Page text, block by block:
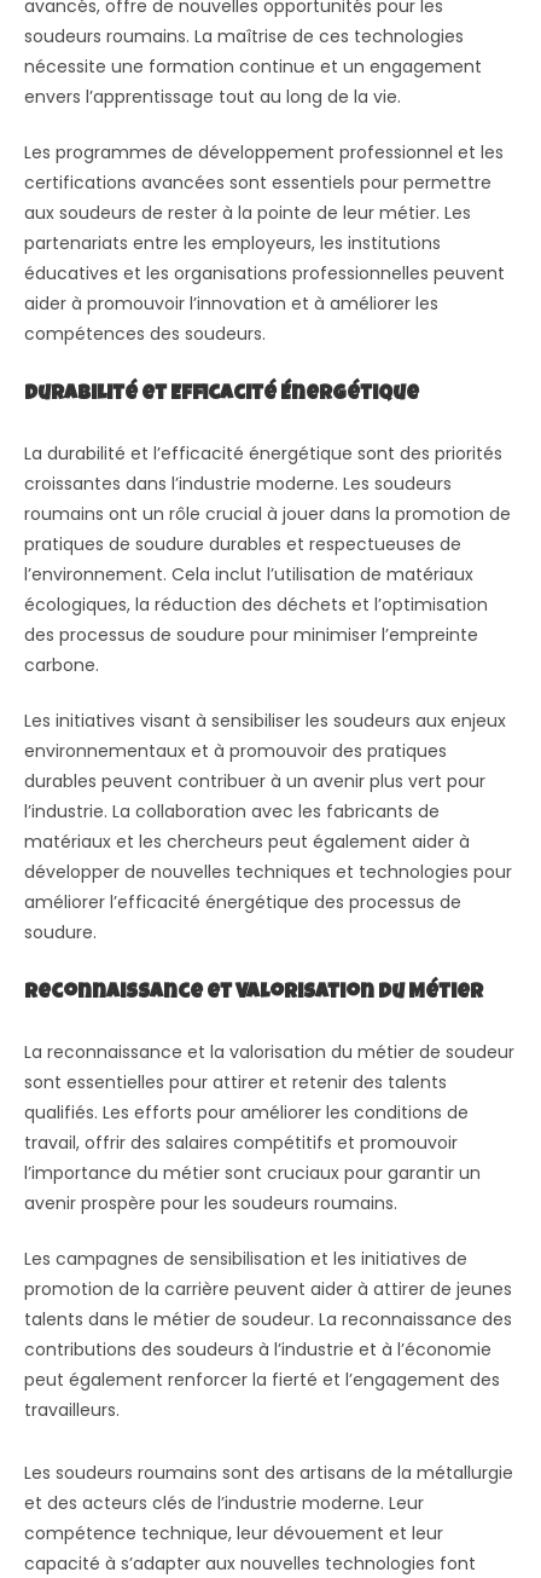
avancés, offre de nouvelles opportunités pour les
soudeurs roumains. La maîtrise de ces technologies
nécessite une formation continue et un engagement
envers l’apprentissage tout au long de la vie.
Les programmes de développement professionnel et les
certifications avancées sont essentiels pour permettre
aux soudeurs de rester à la pointe de leur métier. Les
partenariats entre les employeurs, les institutions
éducatives et les organisations professionnelles peuvent
aider à promouvoir l’innovation et à améliorer les
compétences des soudeurs.
Durabilité et Efficacité Énergétique
La durabilité et l’efficacité énergétique sont des priorités
croissantes dans l’industrie moderne. Les soudeurs
roumains ont un rôle crucial à jouer dans la promotion de
pratiques de soudure durables et respectueuses de
l’environnement. Cela inclut l’utilisation de matériaux
écologiques, la réduction des déchets et l’optimisation
des processus de soudure pour minimiser l’empreinte
carbone.
Les initiatives visant à sensibiliser les soudeurs aux enjeux
environnementaux et à promouvoir des pratiques
durables peuvent contribuer à un avenir plus vert pour
l’industrie. La collaboration avec les fabricants de
matériaux et les chercheurs peut également aider à
développer de nouvelles techniques et technologies pour
améliorer l’efficacité énergétique des processus de
soudure.
Reconnaissance et Valorisation du Métier
La reconnaissance et la valorisation du métier de soudeur
sont essentielles pour attirer et retenir des talents
qualifiés. Les efforts pour améliorer les conditions de
travail, offrir des salaires compétitifs et promouvoir
l’importance du métier sont cruciaux pour garantir un
avenir prospère pour les soudeurs roumains.
Les campagnes de sensibilisation et les initiatives de
promotion de la carrière peuvent aider à attirer de jeunes
talents dans le métier de soudeur. La reconnaissance des
contributions des soudeurs à l’industrie et à l’économie
peut également renforcer la fierté et l’engagement des
travailleurs.
Les soudeurs roumains sont des artisans de la métallurgie
et des acteurs clés de l’industrie moderne. Leur
compétence technique, leur dévouement et leur
capacité à s’adapter aux nouvelles technologies font